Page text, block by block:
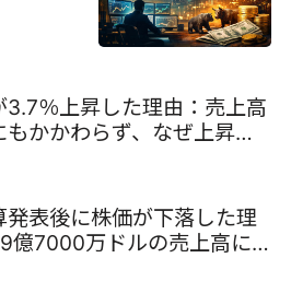
％上昇した理由：売上高
かかわらず、なぜ上昇し
表後に株価が下落した理
億7000万ドルの売上高に
落したことだ。